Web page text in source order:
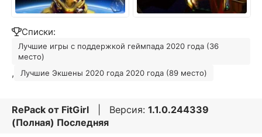
Списки:
Лучшие игры с поддержкой геймпада 2020 года (36
место)
, Лучшие Экшены 2020 года 2020 года (89 место)
RePack от FitGirl | Версия: 1.1.0.244339
(Полная) Последняя